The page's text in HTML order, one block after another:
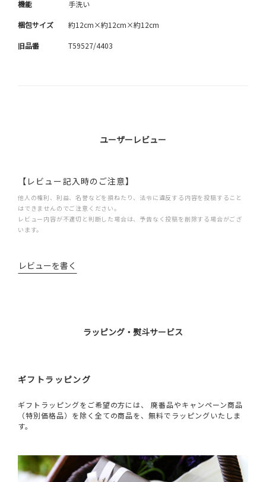
機能 手洗い
梱包サイズ 約12cm×約12cm×約12cm
旧品番 T59527/4403
ユーザーレビュー
【レビュー記入時のご注意】
他人の権利、利益、名誉などを損ねたり、法令に違反する内容を投稿すること
はできませんのでご注意ください。
レビュー内容が不適切と判断した場合は、予告なく投稿を削除する場合がござ
います。
レビューを書く
ラッピング・熨斗サービス
ギフトラッピング
ギフトラッピングをご希望の方には、 廃番品やキャンペーン商品
（特別価格品）を除く全ての商品を、無料でラッピングいたしま
す。